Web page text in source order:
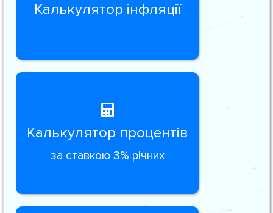
Калькулятор інфляції
Калькулятор процентів
за ставкою 3% річних